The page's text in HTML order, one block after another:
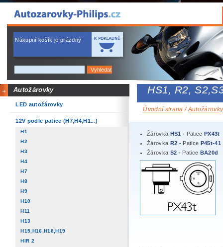
Nákupní košík je prázdný
Autožárovky
LED autožárovky
12V podle patice (H7,H4,H1...)
H1
H2
H3
H4
H7
H8
H9
H10
H11
H13
H15,H16,H18,H19
HIR 2
HS1, R2,
Úvodní strana /Autožárovky
Žárovka HS1 - PaticePX43t
Žárovka R2 - Patice P45t-41
Žárovka S2 - Patice BA20d